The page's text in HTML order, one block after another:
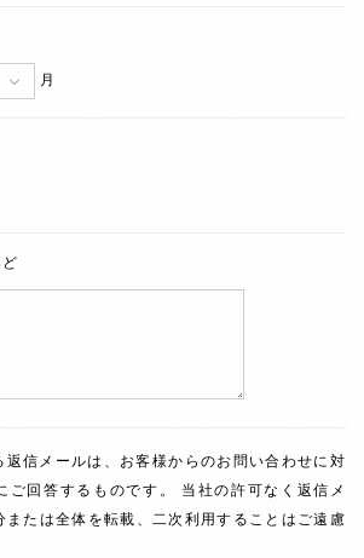
月
返信メールは、お客様からのお問い合わせに対
ご回答するものです。 当社の許可なく返信メ
または全体を転載、二次利用することはご遠慮